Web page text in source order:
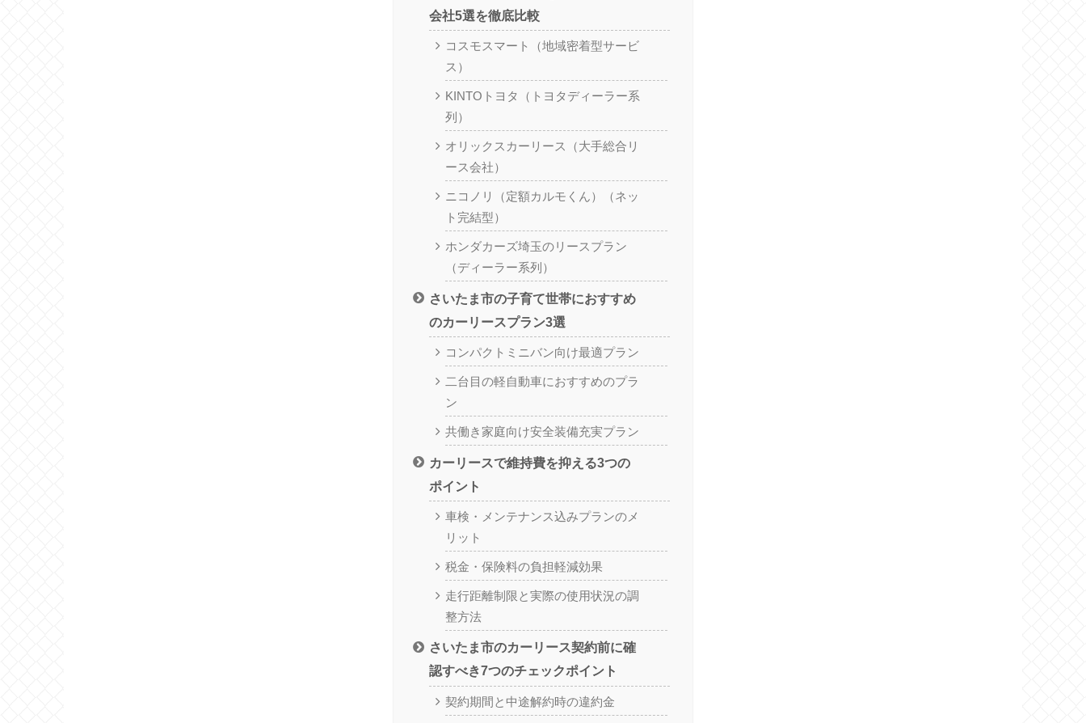
会社5選を徹底比較
コスモスマート（地域密着型サービ
ス）
KINTOトヨタ（トヨタディーラー系
列）
オリックスカーリース（大手総合リ
ース会社）
ニコノリ（定額カルモくん）（ネッ
ト完結型）
ホンダカーズ埼玉のリースプラン
（ディーラー系列）
さいたま市の子育て世帯におすすめ
のカーリースプラン3選
コンパクトミニバン向け最適プラン
二台目の軽自動車におすすめのプラ
ン
共働き家庭向け安全装備充実プラン
カーリースで維持費を抑える3つの
ポイント
車検・メンテナンス込みプランのメ
リット
税金・保険料の負担軽減効果
走行距離制限と実際の使用状況の調
整方法
さいたま市のカーリース契約前に確
認すべき7つのチェックポイント
契約期間と中途解約時の違約金